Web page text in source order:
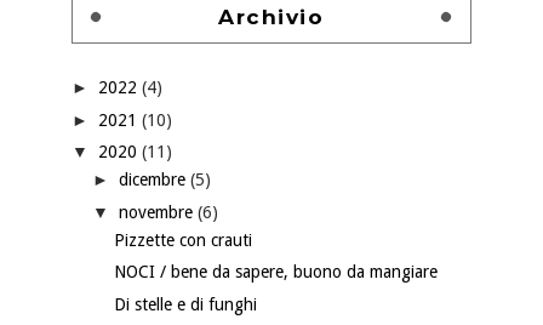
Archivio
► 2022 (4)
► 2021 (10)
▼ 2020 (11)
► dicembre (5)
▼ novembre (6)
Pizzette con crauti
NOCI / bene da sapere, buono da mangiare
Di stelle e di funghi